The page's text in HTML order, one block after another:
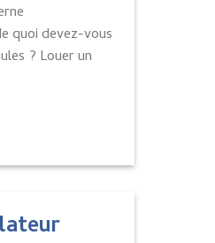
quoi devez-vous
? Louer un